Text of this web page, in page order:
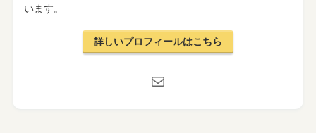
います。
詳しいプロフィールはこちら